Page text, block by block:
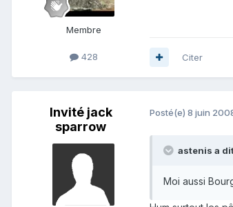
Membre
428 Citer
Invité jack
sparrow
Posté(e) 8 juin
astenis a
Moi aussi